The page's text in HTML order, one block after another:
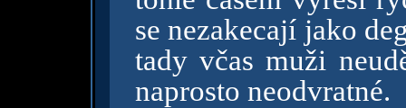
se nezakecají jako
tady včas muži
naprosto neodvratné.